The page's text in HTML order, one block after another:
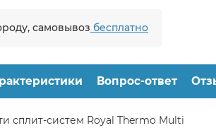
самовывоз бесплатно
Вопрос-ответ
сплит-систем Royal Thermo Multi